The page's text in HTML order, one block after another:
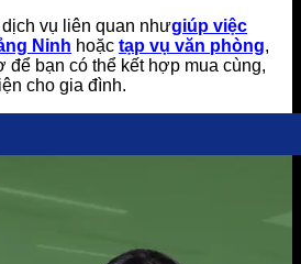
vụ liên quan nhưgiúp việc
Ninh hoặc tạp vụ văn phòng,
để bạn có thể kết hợp mua cùng,
cho gia đình.